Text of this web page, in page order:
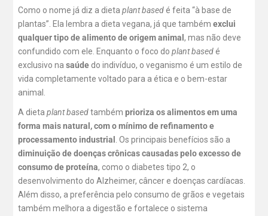
Como o nome já diz a dietaplant basedé feita “à base de
plantas”. Ela lembra a dieta vegana, já que tambémexclui
qualquer tipo de alimento de origem animal, mas não deve
confundido com ele. Enquanto o foco doplant basedé
exclusivo nasaúde do indivíduo, o veganismo é um estilo de
vida completamente voltado para a ética e o bem-estar
animal.
A dietaplant basedtambémprioriza os alimentos em uma
forma mais natural, com o mínimo de refinamento e
processamento industrial
. Os principais benefícios são a
diminuição de doenças crônicas causadas pelo excesso de
consumo de proteína, como o diabetes tipo 2, o
desenvolvimento do Alzheimer, câncer e doenças cardíacas.
Além disso, a preferência pelo consumo de grãos e vegetais
também melhora a digestão e fortalece o sistema